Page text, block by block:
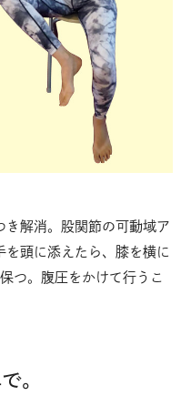
解消。股関節の可動域ア
頭に添えたら、膝を横に
つ。腹圧をかけて行うこ
。